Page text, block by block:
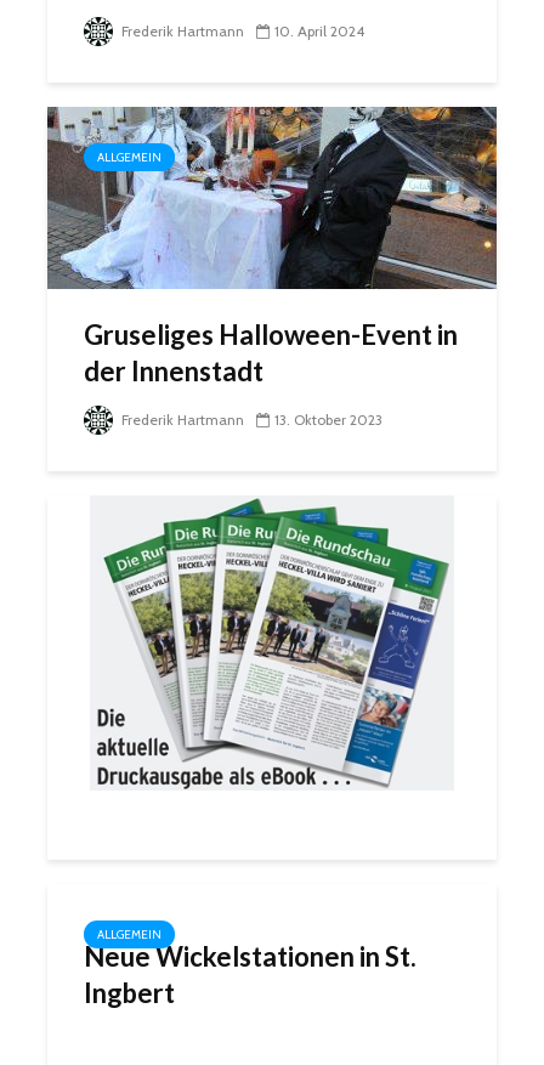
Frederik Hartmann 10. April 2024
ALLGEMEIN
Gruseliges Halloween-Event in
der Innenstadt
Frederik Hartmann 13. Oktober 2023
ALLGEMEIN
Neue Wickelstationen in St.
Ingbert